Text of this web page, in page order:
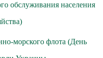
обслуживания населения
морского флота (День